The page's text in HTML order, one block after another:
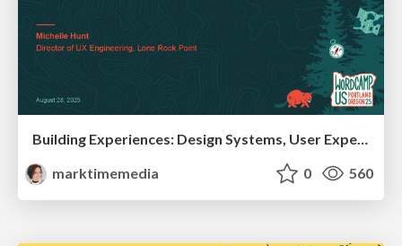
marktimemedia
0 560